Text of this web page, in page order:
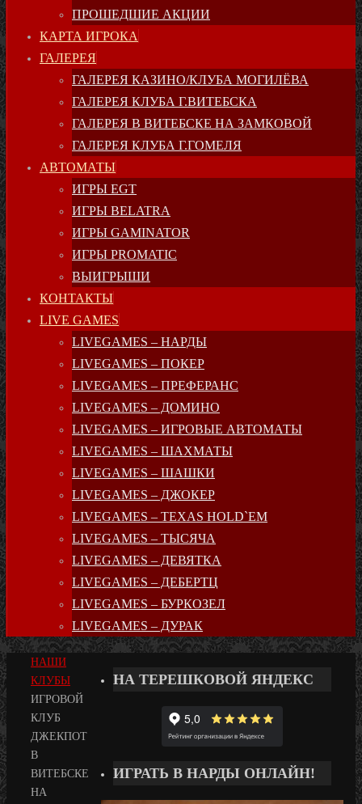
ПРОШЕДШИЕ АКЦИИ
КАРТА ИГРОКА
ГАЛЕРЕЯ
ГАЛЕРЕЯ КАЗИНО/КЛУБА МОГИЛЁВА
ГАЛЕРЕЯ КЛУБА Г.ВИТЕБСКА
ГАЛЕРЕЯ В ВИТЕБСКЕ НА ЗАМКОВОЙ
ГАЛЕРЕЯ КЛУБА Г.ГОМЕЛЯ
АВТОМАТЫ
ИГРЫ EGT
ИГРЫ BELATRA
ИГРЫ GAMINATOR
ИГРЫ PROMATIC
ВЫИГРЫШИ
КОНТАКТЫ
LIVE GAMES
LIVEGAMES – НАРДЫ
LIVEGAMES – ПОКЕР
LIVEGAMES – ПРЕФЕРАНС
LIVEGAMES – ДОМИНО
LIVEGAMES – ИГРОВЫЕ АВТОМАТЫ
LIVEGAMES – ШАХМАТЫ
LIVEGAMES – ШАШКИ
LIVEGAMES – ДЖОКЕР
LIVEGAMES – TEXAS HOLD`EM
LIVEGAMES – ТЫСЯЧА
LIVEGAMES – ДЕВЯТКА
LIVEGAMES – ДЕБЕРТЦ
LIVEGAMES – БУРКОЗЕЛ
LIVEGAMES – ДУРАК
ГЛАВНАЯ
НАШИ
КЛУБЫ
ИГРОВОЙ
КЛУБ
ДЖЕКПОТ
В
ВИТЕБСКЕ
НА
НА ТЕРЕШКОВОЙ ЯНДЕКС
ИГРАТЬ В НАРДЫ ОНЛАЙН!